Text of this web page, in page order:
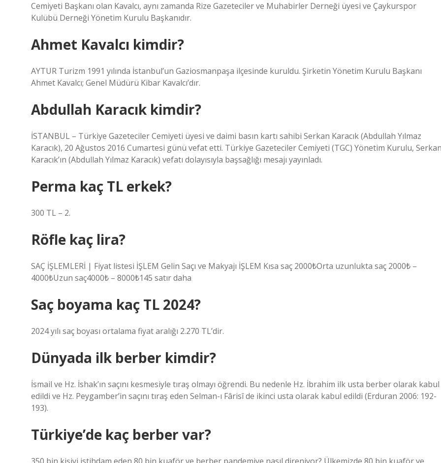
Cemiyeti Başkanı olan Kavalcı, aynı zamanda Rize Gazeteciler ve Muhabirler Derneği üyesi ve Çaykurspor
Kulübü Derneği Yönetim Kurulu Başkanıdır.
Ahmet Kavalcı kimdir?
AYTUR Turizm 1991 yılında İstanbul’un Gaziosmanpaşa ilçesinde kuruldu. Şirketin Yönetim Kurulu Başkanı
Ahmet Kavalcı; Genel Müdürü Kibar Kavalcı’dır.
Abdullah Karacık kimdir?
İSTANBUL – Türkiye Gazeteciler Cemiyeti üyesi ve daimi basın kartı sahibi Serkan Karacık (Abdullah Yılmaz
Karacık), 20 Ağustos 2016 Cumartesi günü vefat etti. Türkiye Gazeteciler Cemiyeti (TGC) Yönetim Kurulu, Serkan
Karacık’ın (Abdullah Yılmaz Karacık) vefatı dolayısıyla başsağlığı mesajı yayınladı.
Perma kaç TL erkek?
300 TL – 2.
Röfle kaç lira?
SAÇ İŞLEMLERİ | Fiyat listesi İŞLEM Gelin Saçı ve Makyajı İŞLEM Kısa saç 2000₺Orta uzunlukta saç 2000₺ –
4000₺Uzun saç4000₺ – 8000₺145 satır daha
Saç boyama kaç TL 2024?
2024 yılı saç boyası ortalama fiyat aralığı 2.270 TL’dir.
Dünyada ilk berber kimdir?
İsmail ve Hz. İshak’ın saçını kesmesiyle tıraş olmayı öğrendi. Bu nedenle Hz. İbrahim ilk usta berber olarak kabul
edildi ve Hz. Peygamber’in saçını tıraş eden Selman-ı Fârisî de ikinci usta olarak kabul edildi (Erduran 2006: 192-
193).
Türkiye’de kaç berber var?